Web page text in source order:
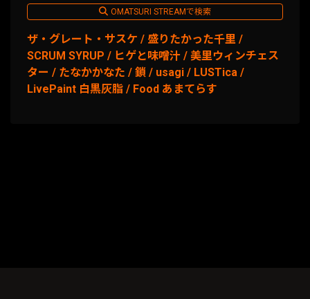
OMATSURI STREAMで検索
ザ・グレート・サスケ / 盛りたかった千里 /
SCRUM SYRUP / ヒゲと味噌汁 / 美里ウィンチェス
ター / たなかかなた / 鎖 / usagi / LUSTica /
LivePaint 白黒灰脂 / Food あまてらす